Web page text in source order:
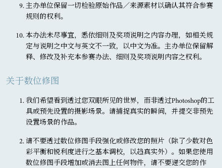
主办单位保留一切检验原始作品／来源素材以确认其符合参赛
规则的权利。
本办法未尽事宜，悉依细则及奖项说明之内容办理，如相关规
定与说明之中文与英文不一致，以中文为准。主办单位保留解
释、修改及补充本参赛办法、细则及奖项说明内容之权利。
关于数位修图
我们希望看到透过您双眼所见的世界，而非透过Photoshop的工
具或预先设置的摄影场景。请捕捉真实的瞬间，并提交非预先
设置场景的作品。
请不要透过数位修图手段强化或修改您的照片（除了少数对色
彩平衡和锐利度进行之基本调校，以趋真实外）。如果您使用
数位修图手段增加或消去图上任何物件，请不要递交您的作